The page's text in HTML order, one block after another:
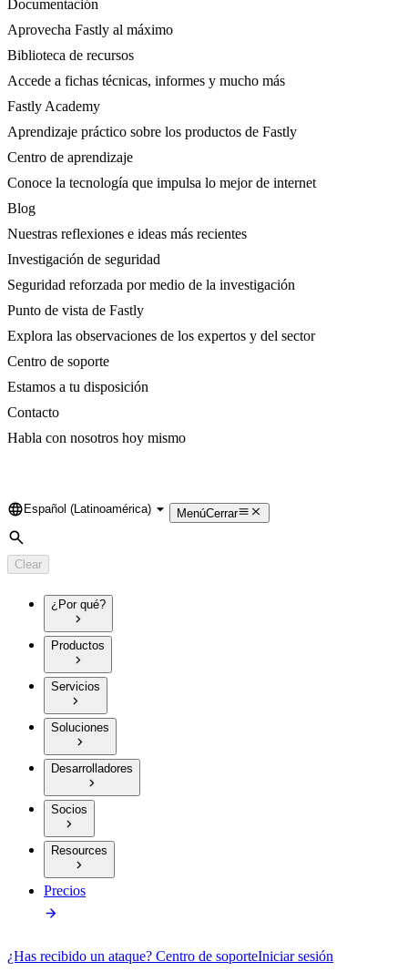
Documentación
Aprovecha Fastly al máximo
Biblioteca de recursos
Accede a fichas técnicas, informes y mucho más
Fastly Academy
Aprendizaje práctico sobre los productos de Fastly
Centro de aprendizaje
Conoce la tecnología que impulsa lo mejor de internet
Blog
Nuestras reflexiones e ideas más recientes
Investigación de seguridad
Seguridad reforzada por medio de la investigación
Punto de vista de Fastly
Explora las observaciones de los expertos y del sector
Centro de soporte
Estamos a tu disposición
Contacto
Habla con nosotros hoy mismo
Language
Español (Latinoamérica) MenúCerrar
Search
Clear
¿Por qué?
Productos
Servicios
Soluciones
Desarrolladores
Socios
Resources
Precios
¿Has recibido un ataque? Centro de soporteIniciar sesión